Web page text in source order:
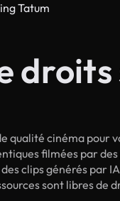
Tatum
qualité cinéma
filmées par
clips générés par
sont libres